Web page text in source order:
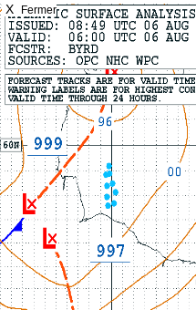
X Fermer